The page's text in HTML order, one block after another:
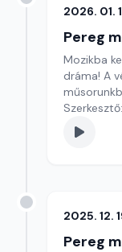
2026. 01.
Pereg
Mozikba
dráma! A
2025. 12.
Pereg